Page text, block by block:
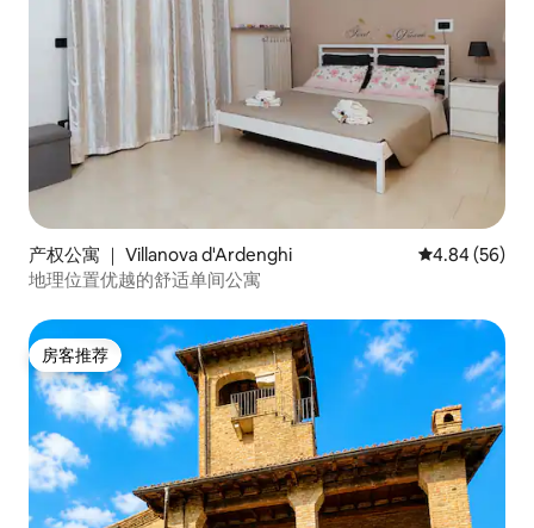
产权公寓 ｜ Villanova d'Ardenghi 平均评分 4.84
4.84 (56)
地理位置优越的舒适单间公寓
房客推荐
房客推荐